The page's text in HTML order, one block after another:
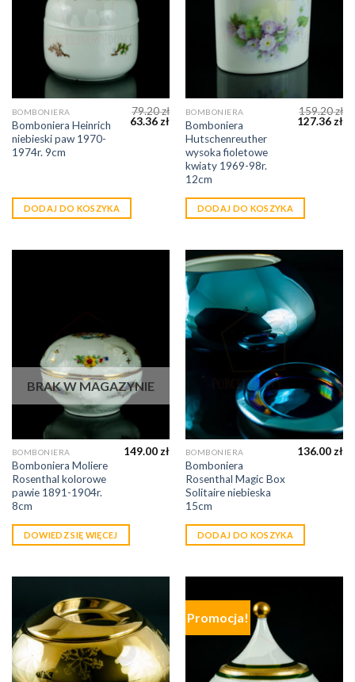
BOMBONIERA
Bomboniera Heinrich
niebieski paw 1970-
1974r. 9cm
79.20zł
63.36 zł
DODAJ DO KOSZYKA
BOMBONIERA
Bomboniera
Hutschenreuther
wysoka fioletowe
kwiaty 1969-98r.
12cm
159.20zł
127.36 zł
DODAJ DO KOSZYKA
BRAK W MAGAZYNIE
BOMBONIERA
Bomboniera Moliere
Rosenthal kolorowe
pawie 1891-1904r.
8cm
149.00 zł
DOWIEDZ SIĘ WIĘCEJ
BOMBONIERA
Bomboniera
Rosenthal Magic Box
Solitaire niebieska
15cm
136.00 zł
DODAJ DO KOSZYKA
Promocja!